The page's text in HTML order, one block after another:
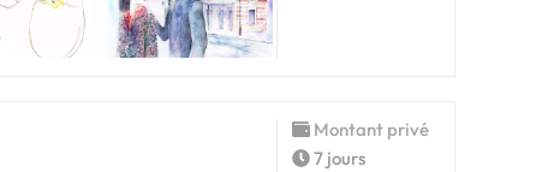
Montant privé
7 jours